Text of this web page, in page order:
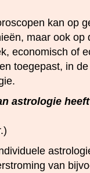
kan op
maar ook op
economisch of
toegepast, in
astrologie
van